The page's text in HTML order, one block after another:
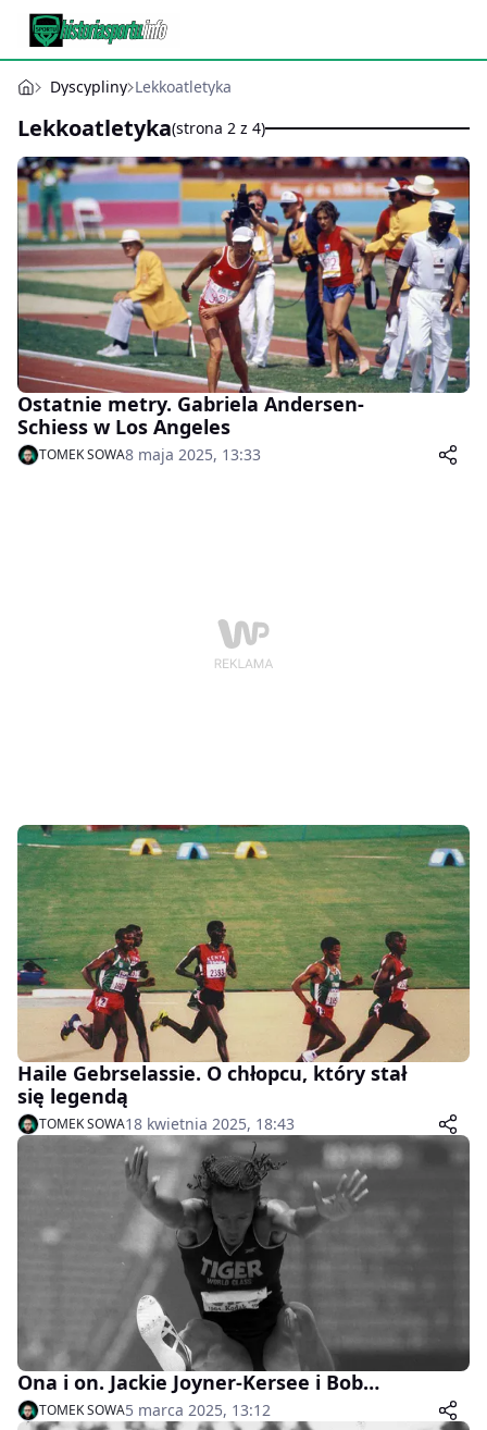
Dyscypliny Lekkoatletyka
Lekkoatletyka(strona 2 z 4)
Ostatnie metry. Gabriela Andersen-
Schiess w Los Angeles
TOMEK SOWA8 maja 2025, 13:33
Haile Gebrselassie. O chłopcu, który stał
się legendą
TOMEK SOWA18 kwietnia 2025, 18:43
Ona i on. Jackie Joyner-Kersee i Bob…
TOMEK SOWA5 marca 2025, 13:12